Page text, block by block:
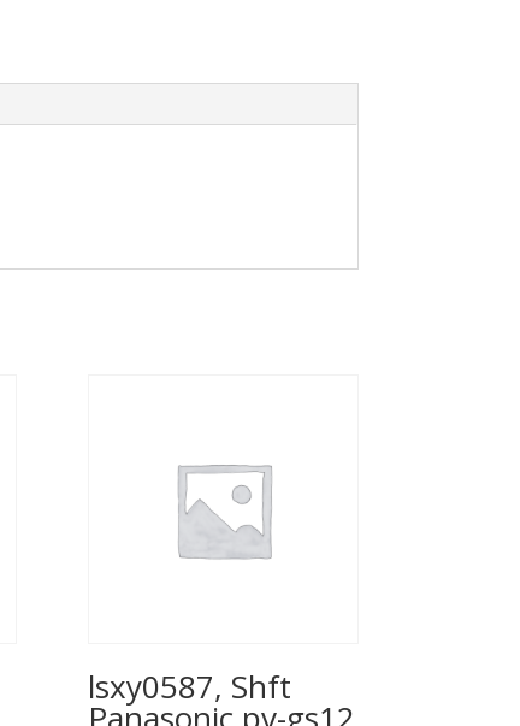
lsxy0587, Shft